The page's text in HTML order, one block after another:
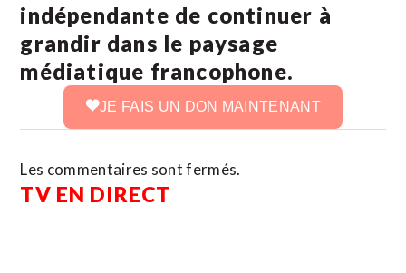
indépendante de continuer à
grandir dans le paysage
médiatique francophone.
JE FAIS UN DON MAINTENANT
Les commentaires sont fermés.
TV EN DIRECT